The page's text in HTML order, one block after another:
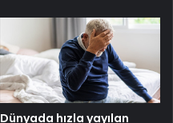
Dünyada hızla yayılan